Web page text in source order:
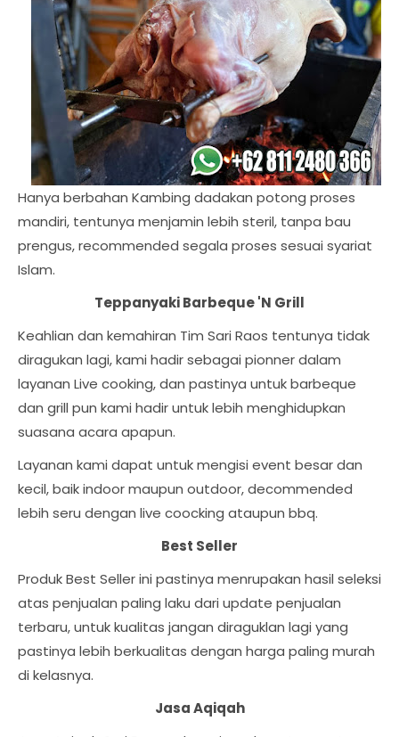
Hanya berbahan Kambing dadakan potong proses
mandiri, tentunya menjamin lebih steril, tanpa bau
prengus, recommended segala proses sesuai syariat
Islam.
Teppanyaki Barbeque 'N Grill
Keahlian dan kemahiran Tim Sari Raos tentunya tidak
diragukan lagi, kami hadir sebagai pionner dalam
layanan Live cooking, dan pastinya untuk barbeque
dan grill pun kami hadir untuk lebih menghidupkan
suasana acara apapun.
Layanan kami dapat untuk mengisi event besar dan
kecil, baik indoor maupun outdoor, decommended
lebih seru dengan live coocking ataupun bbq.
Best Seller
Produk Best Seller ini pastinya menrupakan hasil seleksi
atas penjualan paling laku dari update penjualan
terbaru, untuk kualitas jangan diraguklan lagi yang
pastinya lebih berkualitas dengan harga paling murah
di kelasnya.
Jasa Aqiqah